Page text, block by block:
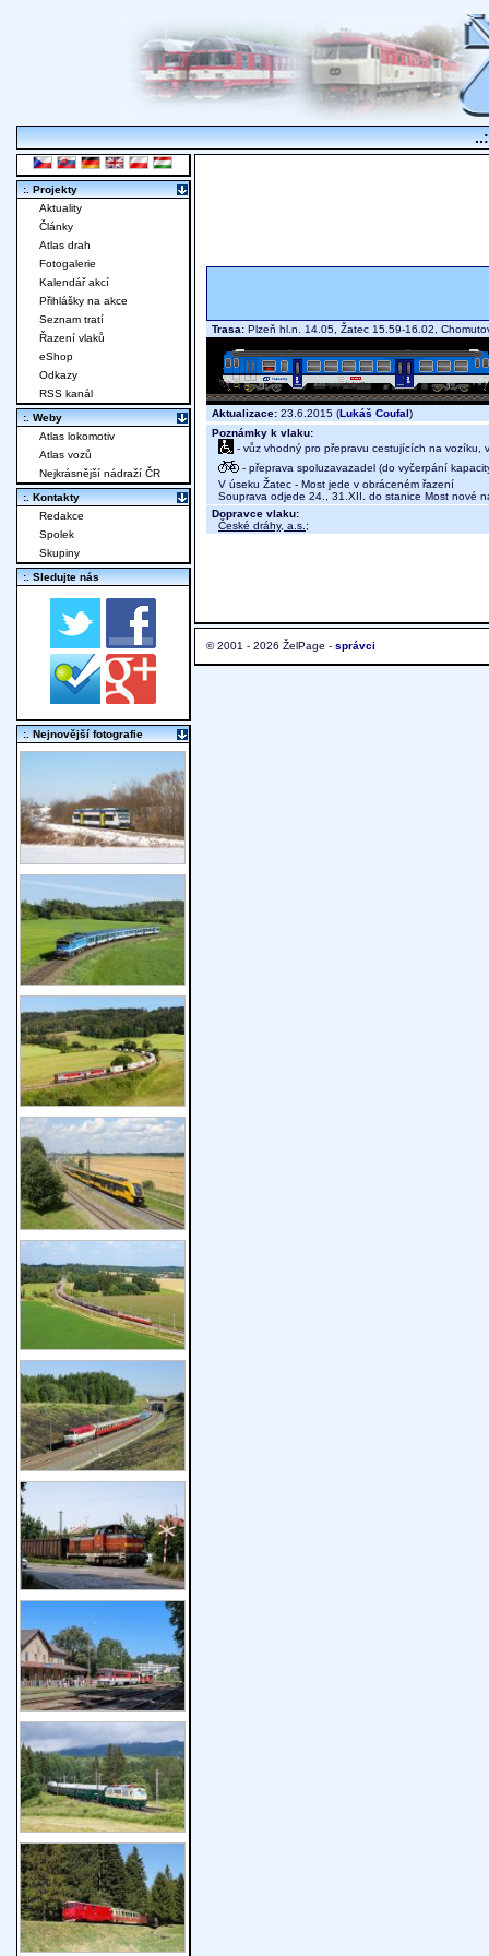
Trasa: Plzeň hl.n. 14.05, Žatec 15.59-16.02,
Aktualizace: 23.6.2015 (Lukáš Coufal)
Poznámky k vlaku:
- vůz vhodný pro přepravu cestujících na vozíku,
- přeprava spoluzavazadel (do vyčerpání
V úseku Žatec - Most jede v obráceném řazení
Souprava odjede 24., 31.XII. do stanice Most nové
Dopravce vlaku:
České dráhy, a.s. ;
© 2001 - 2026 ŽelPage - správci
:. Projekty
Aktuality
Články
Atlas drah
Fotogalerie
Kalendář akcí
Přihlášky na akce
Seznam tratí
Řazení vlaků
eShop
Odkazy
RSS kanál
:. Weby
Atlas lokomotiv
Atlas vozů
Nejkrásnější nádraží ČR
:. Kontakty
Redakce
Spolek
Skupiny
:. Sledujte nás
:. Nejnovější fotografie